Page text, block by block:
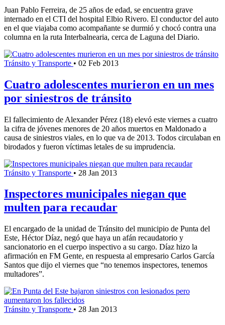
Juan Pablo Ferreira, de 25 años de edad, se encuentra grave
internado en el CTI del hospital Elbio Rivero. El conductor del auto
en el que viajaba como acompañante se durmió y chocó contra una
columna en la ruta Interbalnearia, cerca de Laguna del Diario.
Tránsito y Transporte • 02 Feb 2013
Cuatro adolescentes murieron en un mes
por siniestros de tránsito
El fallecimiento de Alexander Pérez (18) elevó este viernes a cuatro
la cifra de jóvenes menores de 20 años muertos en Maldonado a
causa de siniestros viales, en lo que va de 2013. Todos circulaban en
birodados y fueron víctimas letales de su imprudencia.
Tránsito y Transporte • 28 Jan 2013
Inspectores municipales niegan que
multen para recaudar
El encargado de la unidad de Tránsito del municipio de Punta del
Este, Héctor Díaz, negó que haya un afán recaudatorio y
sancionatorio en el cuerpo inspectivo a su cargo. Díaz hizo la
afirmación en FM Gente, en respuesta al empresario Carlos García
Santos que dijo el viernes que “no tenemos inspectores, tenemos
multadores”.
Tránsito y Transporte • 28 Jan 2013